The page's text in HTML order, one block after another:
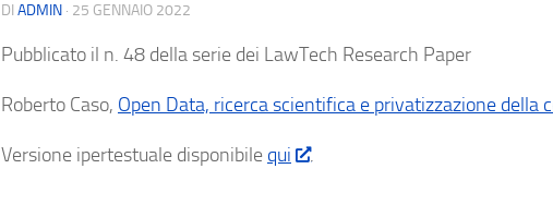
DI ADMIN · 25 GENNAIO 2022
Pubblicato il n. 48 della serie dei LawTech Research Paper
Roberto Caso, Open Data, ricerca scientifica e privatizzazione della
Versione ipertestuale disponibile qui .